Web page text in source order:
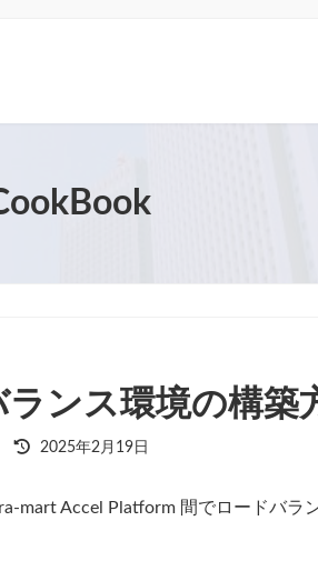
ランス環境の構築
最
新
2025年2月19日
mart Accel Platform 間でロードバラ